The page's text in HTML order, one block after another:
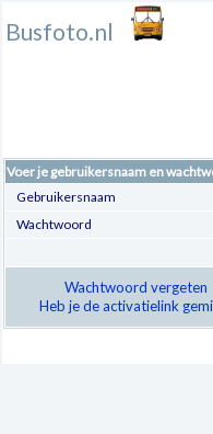
Busfoto.nl
Voer je gebruikersnaam en
Gebruikersnaam
Wachtwoord
Wachtwoord vergeten
Heb je de activatielink